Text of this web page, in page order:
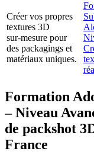
Créer vos propres
textures 3D
sur‑mesure pour
des packagings et
matériaux uniques.
Formation
– Niveau
de packshot
France